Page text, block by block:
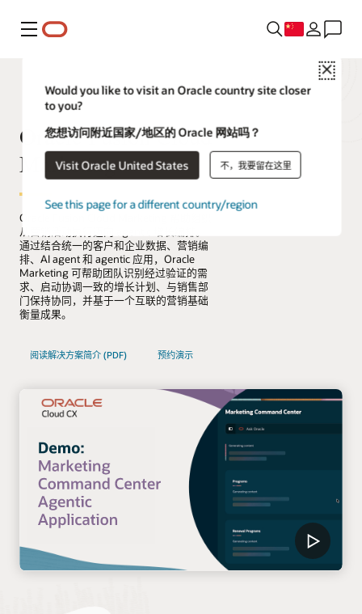
菜单
Close
Would you like to visit an Oracle country site closer
to you?
您想访问附近国家/地区的 Oracle 网站吗？
Visit Oracle United States 不，我要留在这里
See this page for a different country/region
Oracle Fusion Cloud
Marketing
Oracle Fusion Cloud Marketing 帮助组织
从营销活动执行迈向 agentic 增长编排。
通过结合统一的客户和企业数据、营销编
排、AI agent 和 agentic 应用，Oracle
Marketing 可帮助团队识别经过验证的需
求、启动协调一致的增长计划、与销售部
门保持协同，并基于一个互联的营销基础
衡量成果。
阅读解决方案简介 (PDF) 预约演示